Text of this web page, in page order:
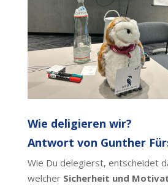
Wie deligieren wir?
Antwort von Gunther
Wie Du delegierst, entscheidet
welcher Sicherheit und